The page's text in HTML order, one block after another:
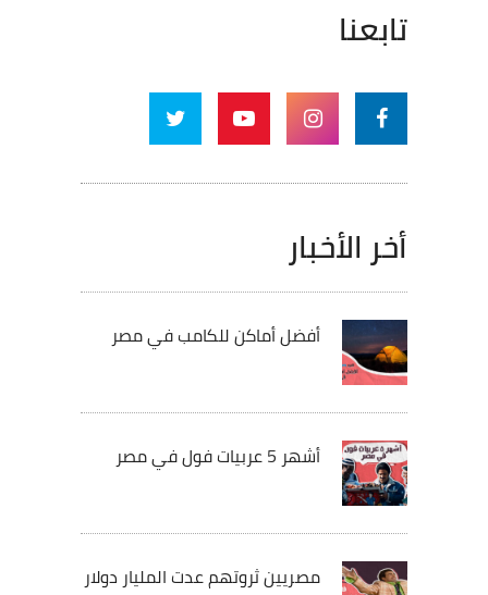
تابعنا
أخر الأخبار
أفضل أماكن للكامب في مصر
أشهر 5 عربيات فول في مصر
مصريين ثروتهم عدت المليار دولار